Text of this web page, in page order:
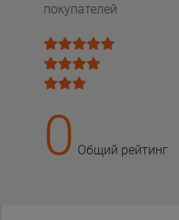
покупателей
0 Общий рейтинг